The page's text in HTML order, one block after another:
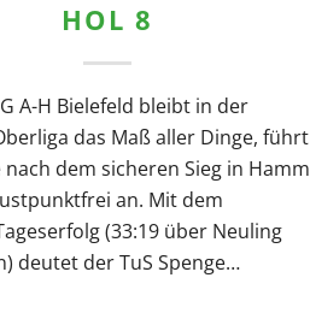
HOL 8
A-H Bielefeld bleibt in der
das Maß aller Dinge, führt
nach dem sicheren Sieg in Hamm
an. Mit dem
(33:19 über Neuling
deutet der TuS Spenge…